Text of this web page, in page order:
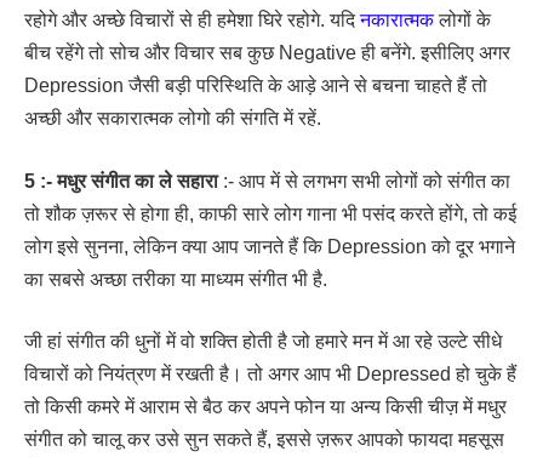
रहोगे और अच्छे विचारों से ही हमेशा घिरे रहोगे. यदिनकारात्मकलोगों के
बीच रहेंगे तो सोच और विचार सब कुछ Negative ही बनेंगे. इसीलिए अगर
Depression जैसी बड़ी परिस्थिति के आड़े आने से बचना चाहते हैं तो
अच्छी और सकारात्मक लोगो की संगति में रहें.
5 :- मधुर संगीत का ले सहारा:- आप में से लगभग सभी लोगों को संगीत का
तो शौक ज़रूर से होगा ही, काफी सारे लोग गाना भी पसंद करते होंगे, तो कई
लोग इसे सुनना, लेकिन क्या आप जानते हैं कि Depression को दूर भगाने
का सबसे अच्छा तरीका या माध्यम संगीत भी है.
जी हां संगीत की धुनों में वो शक्ति होती है जो हमारे मन में आ रहे उल्टे सीधे
विचारों को नियंत्रण में रखती है। तो अगर आप भी Depressed हो चुके हैं
तो किसी कमरे में आराम से बैठ कर अपने फोन या अन्य किसी चीज़ में मधुर
संगीत को चालू कर उसे सुन सकते हैं, इससे ज़रूर आपको फायदा महसूस